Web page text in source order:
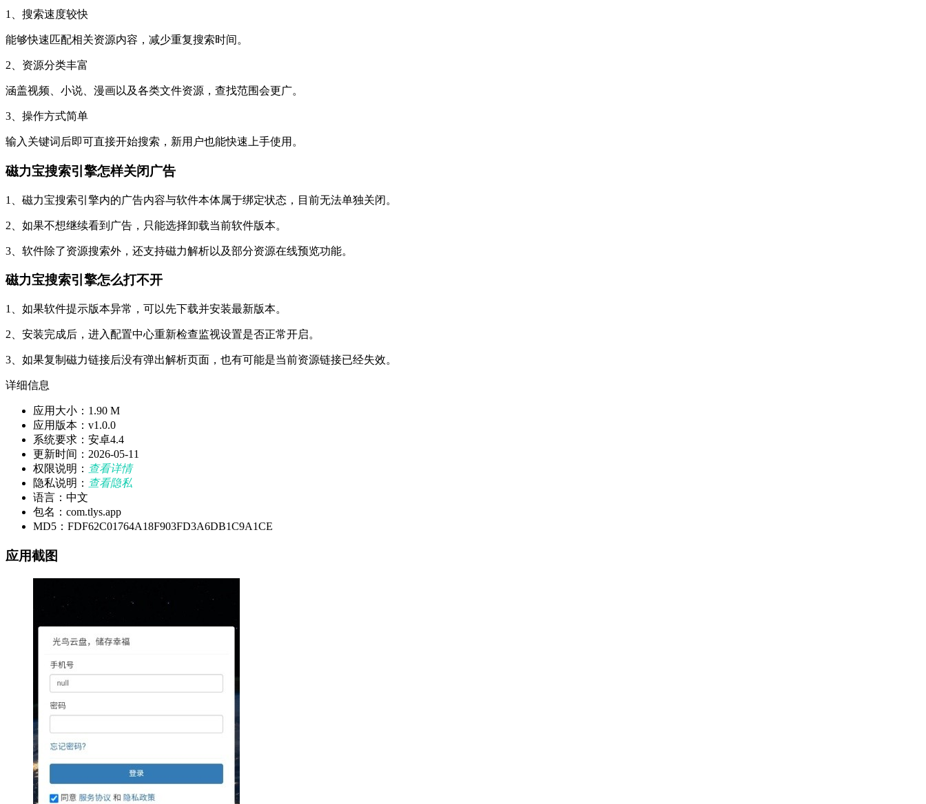
1、搜索速度较快
能够快速匹配相关资源内容，减少重复搜索时间。
2、资源分类丰富
涵盖视频、小说、漫画以及各类文件资源，查找范围会更广。
3、操作方式简单
输入关键词后即可直接开始搜索，新用户也能快速上手使用。
磁力宝搜索引擎怎样关闭广告
1、磁力宝搜索引擎内的广告内容与软件本体属于绑定状态，目前无法单独关闭。
2、如果不想继续看到广告，只能选择卸载当前软件版本。
3、软件除了资源搜索外，还支持磁力解析以及部分资源在线预览功能。
磁力宝搜索引擎怎么打不开
1、如果软件提示版本异常，可以先下载并安装最新版本。
2、安装完成后，进入配置中心重新检查监视设置是否正常开启。
3、如果复制磁力链接后没有弹出解析页面，也有可能是当前资源链接已经失效。
详细信息
应用大小：1.90 M
应用版本：v1.0.0
系统要求：安卓4.4
更新时间：2026-05-11
权限说明： 查看详情
隐私说明： 查看隐私
语言：中文
包名：com.tlys.app
MD5：FDF62C01764A18F903FD3A6DB1C9A1CE
应用截图